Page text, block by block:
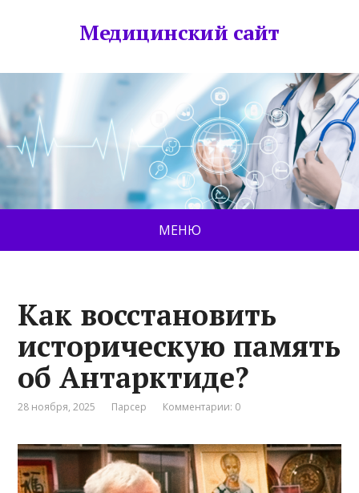
Медицинский сайт
МЕНЮ
Как восстановить
историческую память
об Антарктиде?
28 ноября, 2025 Парсер Комментарии: 0